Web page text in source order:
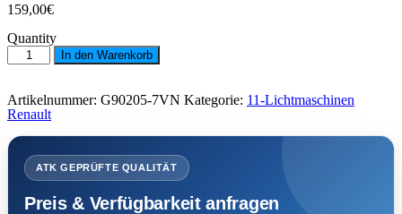
159,00€
Quantity
Lichtmaschine
Renault
A.C.
6
PK.FL
L-
DFM
55,0+
Menge
In den Warenkorb
Artikelnummer: G90205-7VN Kategorie: 11-Lichtmaschinen
Renault
ATK GEPRÜFTE QUALITÄT
Preis & Verfügbarkeit anfragen